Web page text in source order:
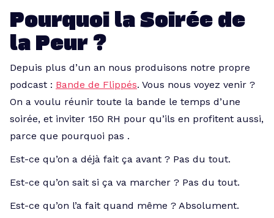
Pourquoi la Soirée de
la Peur ?
Depuis plus d’un an nous produisons notre propre
podcast : Bande de Flippés. Vous nous voyez venir ?
On a voulu réunir toute la bande le temps d’une
soirée, et inviter 150 RH pour qu’ils en profitent aussi,
parce que pourquoi pas .
Est-ce qu’on a déjà fait ça avant ? Pas du tout.
Est-ce qu’on sait si ça va marcher ? Pas du tout.
Est-ce qu’on l’a fait quand même ? Absolument.